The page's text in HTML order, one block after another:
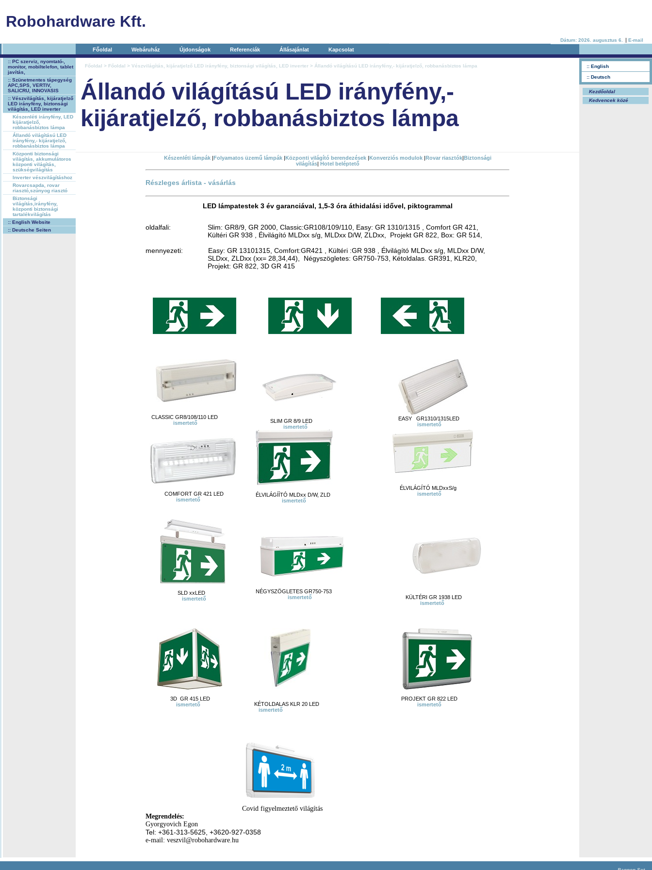
Robohardware Kft.
Dátum: 2026. augusztus 6. | E-mail
Főoldal Webáruház Újdonságok Referenciák Állásajánlat Kapcsolat
:: PC szerviz, nyomtató-,
monitor, mobiltelefon, tablet
javítás,
:: Szünetmentes tápegység
APC,SPS, VERTIV,
SALICRU, INNOVASIS
:: Vészvilágítás, kijáratjelző
LED irányfény, biztonsági
világítás, LED inverter
Készenléti irányfény, LED
kijáratjelző,
robbanásbiztos lámpa
Állandó világítású LED
irányfény,- kijáratjelző,
robbanásbiztos lámpa
Központi biztonsági
világítás, akkumulátoros
központi világítás,
szükségvilágítás
Inverter vészvilágításhoz
Rovarcsapda, rovar
riasztó,szúnyog riasztó
Biztonsági
világítás,irányfény,
központi biztonsági
tartalékvilágítás
:: English Website
:: Deutsche Seiten
Főoldal > Főoldal > Vészvilágítás, kijáratjelző LED irányfény, biztonsági világítás, LED inverter > Állandó világítású LED irányfény,- kijáratjelző, robbanásbiztos lámpa
Állandó világítású LED irányfény,-
kijáratjelző, robbanásbiztos lámpa
Készenléti lámpák|Folyamatos üzemű lámpák|Központi világító berendezések|Konverziós modulok|Rovar riasztók|Biztonsági
világítás| Hotel beléptető
Részleges árlista - vásárlás
LED lámpatestek 3 év garanciával, 1,5-3 óra áthidalási idővel, piktogrammal
oldalfali: Slim: GR8/9, GR 2000, Classic:GR108/109/110, Easy: GR 1310/1315 , Comfort GR 421,
Kültéri GR 938 , Élvilágító MLDxx s/g, MLDxx D/W, ZLDxx, Projekt GR 822, Box: GR 514,
mennyezeti:
Easy: GR 13101315, Comfort:GR421 , Kültéri :GR 938 , Élvilágító MLDxx s/g, MLDxx D/W,
SLDxx, ZLDxx (xx= 28,34,44), Négyszögletes: GR750-753, Kétoldalas. GR391, KLR20,
Projekt: GR 822, 3D GR 415
CLASSIC GR8/108/110 LED
ismertető
SLIM GR 8/9 LED
ismertető
EASY GR1310/1315LED
ismertető
COMFORT GR 421 LED
ismertető
ÉLVILÁGÍÍTÓ MLDxx D/W, ZLD
ismertető
ÉLVILÁGÍTÓ MLDxxS/g
ismertető
SLD xxLED
ismertető
NÉGYSZÖGLETES GR750-753
ismertető
KÜLTÉRI GR 1938 LED
ismertető
3D GR 415 LED
ismertető
KÉTOLDALAS KLR 20 LED
ismertető
PROJEKT GR 822 LED
ismertető
Covid figyelmeztető világítás
Megrendelés:
Gyorgyovich Egon
Tel: +361-313-5625, +3620-927-0358
e-mail: veszvil@robohardware.hu
:: English
:: Deutsch
Kezdőoldal
Kedvencek közé